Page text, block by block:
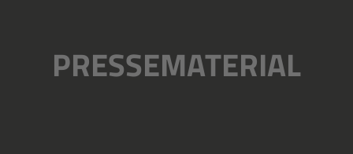
PRESSEMATERIAL